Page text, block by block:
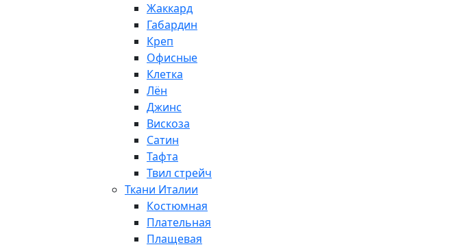
Жаккард
Габардин
Креп
Офисные
Клетка
Лён
Джинс
Вискоза
Сатин
Тафта
Твил стрейч
Ткани Италии
Костюмная
Плательная
Плащевая